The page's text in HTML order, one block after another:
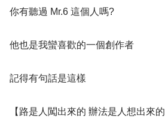
你有聽過 Mr.6 這個人嗎?
他也是我蠻喜歡的一個創作者
記得有句話是這樣
【路是人闖出來的 辦法是人想出來的